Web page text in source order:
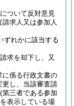
ついて反対意見
求人又は参加人
ずれかに該当する
求を却下し、又
に係る行政文書の
更し、当該審査請
(第三者である参加
表示している場